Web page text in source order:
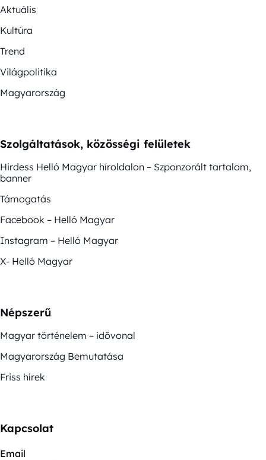
Aktuális
Kultúra
Trend
Világpolitika
Magyarország
Szolgáltatások, közösségi felületek
Hirdess Helló Magyar híroldalon – Szponzorált tartalom,
banner
Támogatás
Facebook – Helló Magyar
Instagram – Helló Magyar
X- Helló Magyar
Népszerű
Magyar történelem – idővonal
Magyarország Bemutatása
Friss hírek
Kapcsolat
Email